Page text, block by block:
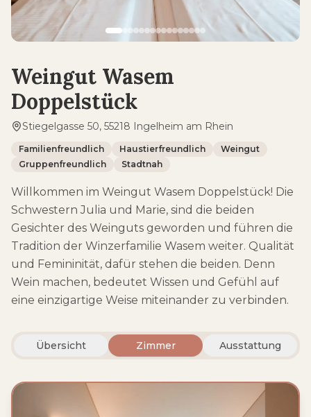
Weingut Wasem
Doppelstück
Stiegelgasse 50, 55218 Ingelheim am Rhein
Familienfreundlich Haustierfreundlich
Weingut
Gruppenfreundlich
Stadtnah
Willkommen im Weingut Wasem Doppelstück! Die
Schwestern Julia und Marie, sind die beiden
Gesichter des Weinguts geworden und führen die
Tradition der Winzerfamilie Wasem weiter. Qualität
und Femininität, dafür stehen die beiden. Denn
Wein machen, bedeutet Wissen und Gefühl auf
eine einzigartige Weise miteinander zu verbinden.
Übersicht Zimmer Ausstattung